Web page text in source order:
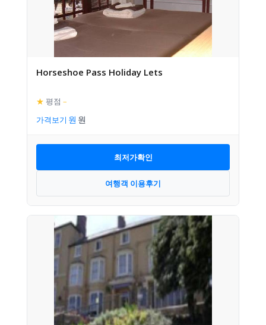
Horseshoe Pass Holiday Lets
★ 평점 –
가격보기
최저가확인
여행객 이용후기